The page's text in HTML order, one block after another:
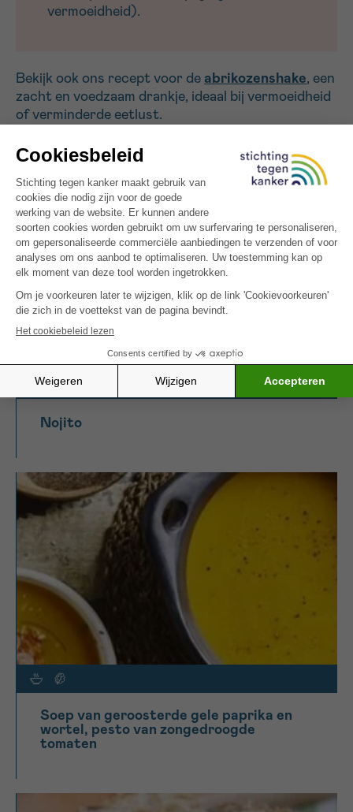
vermoeidheid).
Bekijk ook ons recept voor de abrikozenshake, een
zacht en voedzaam drankje, ideaal bij vermoeidheid
of verminderde eetlust.
MEER INSPIRATIE
Nojito
Soep van geroosterde gele paprika en
wortel, pesto van zongedroogde
tomaten